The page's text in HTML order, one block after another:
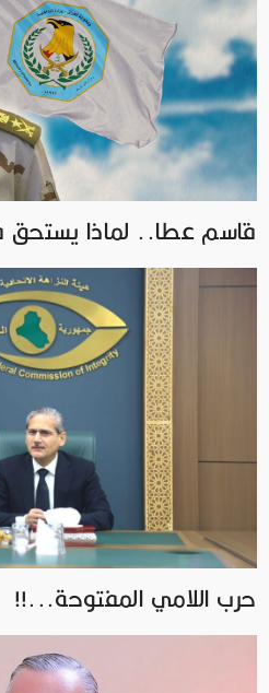
قاسم عطا.. لماذا يستحق
حرب اللامي المفتوحة...!!